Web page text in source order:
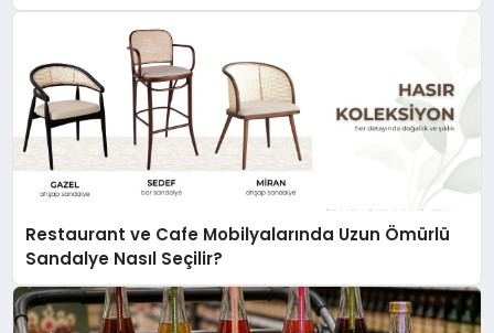
Topluluklara Ulaşın
Restaurant ve Cafe Mobilyalarında Uzun Ömürlü
Sandalye Nasıl Seçilir?